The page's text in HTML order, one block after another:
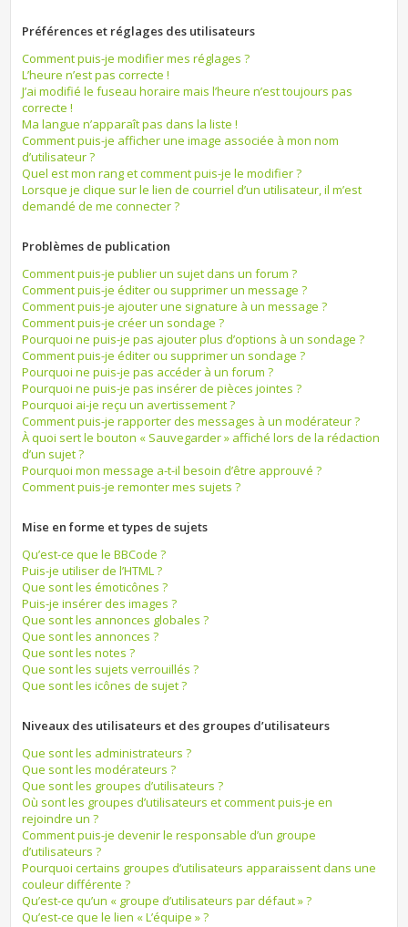
Préférences et réglages des utilisateurs
Comment puis-je modifier mes réglages ?
L’heure n’est pas correcte !
J’ai modifié le fuseau horaire mais l’heure n’est toujours pas
correcte !
Ma langue n’apparaît pas dans la liste !
Comment puis-je afficher une image associée à mon nom
d’utilisateur ?
Quel est mon rang et comment puis-je le modifier ?
Lorsque je clique sur le lien de courriel d’un utilisateur, il m’est
demandé de me connecter ?
Problèmes de publication
Comment puis-je publier un sujet dans un forum ?
Comment puis-je éditer ou supprimer un message ?
Comment puis-je ajouter une signature à un message ?
Comment puis-je créer un sondage ?
Pourquoi ne puis-je pas ajouter plus d’options à un sondage ?
Comment puis-je éditer ou supprimer un sondage ?
Pourquoi ne puis-je pas accéder à un forum ?
Pourquoi ne puis-je pas insérer de pièces jointes ?
Pourquoi ai-je reçu un avertissement ?
Comment puis-je rapporter des messages à un modérateur ?
À quoi sert le bouton « Sauvegarder » affiché lors de la rédaction
d’un sujet ?
Pourquoi mon message a-t-il besoin d’être approuvé ?
Comment puis-je remonter mes sujets ?
Mise en forme et types de sujets
Qu’est-ce que le BBCode ?
Puis-je utiliser de l’HTML ?
Que sont les émoticônes ?
Puis-je insérer des images ?
Que sont les annonces globales ?
Que sont les annonces ?
Que sont les notes ?
Que sont les sujets verrouillés ?
Que sont les icônes de sujet ?
Niveaux des utilisateurs et des groupes d’utilisateurs
Que sont les administrateurs ?
Que sont les modérateurs ?
Que sont les groupes d’utilisateurs ?
Où sont les groupes d’utilisateurs et comment puis-je en
rejoindre un ?
Comment puis-je devenir le responsable d’un groupe
d’utilisateurs ?
Pourquoi certains groupes d’utilisateurs apparaissent dans une
couleur différente ?
Qu’est-ce qu’un « groupe d’utilisateurs par défaut » ?
Qu’est-ce que le lien « L’équipe » ?